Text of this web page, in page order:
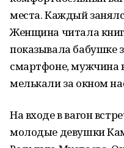
места. Каждый
Женщина читала
показывала бабушке
смартфоне, мужчина
мелькали за окном
На входе в вагон
молодые девушки